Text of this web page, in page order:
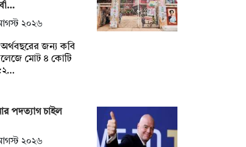
২০২৬
জন্য কবি
মোট ৪ কোটি
পদত্যাগ চাইল
২০২৬